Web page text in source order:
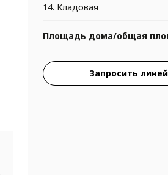
14. Кладовая
Площадь дома/общая
Запросить